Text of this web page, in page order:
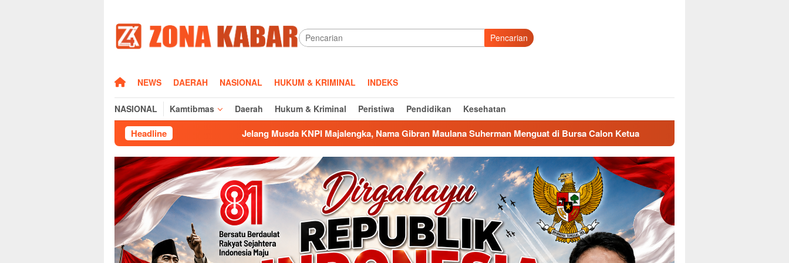
konten
Pencarian
HOMENEWS DAERAH NASIONAL HUKUM & KRIMINAL INDEKS
NASIONAL Kamtibmas Daerah Hukum & Kriminal Peristiwa Pendidikan Kesehatan
HeadlineJelang Musda KNPI Majalengka, Nama Gibran Maulana Suherman Menguat di Bursa Calon Ketua Sambut HUT Pramuka ke-65, Kwarcab